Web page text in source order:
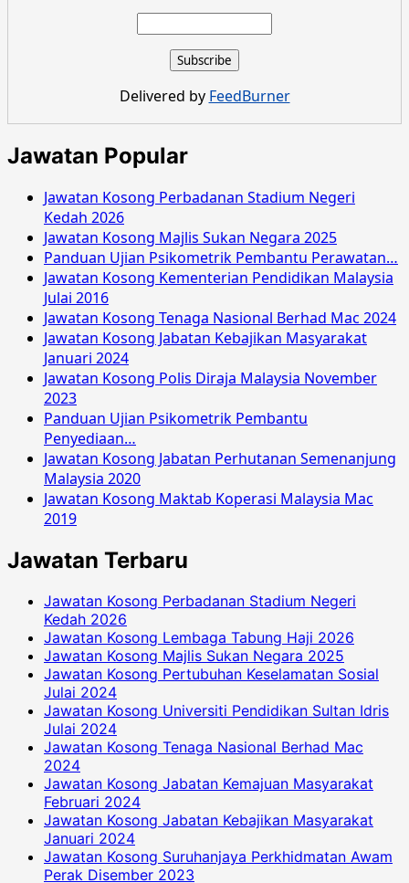
Negeri
Kelantan
Mac
2018
Delivered by FeedBurner
Jawatan Popular
Jawatan Kosong Perbadanan Stadium Negeri
Kedah 2026
Jawatan Kosong Majlis Sukan Negara 2025
Panduan Ujian Psikometrik Pembantu Perawatan…
Jawatan Kosong Kementerian Pendidikan Malaysia
Julai 2016
Jawatan Kosong Tenaga Nasional Berhad Mac 2024
Jawatan Kosong Jabatan Kebajikan Masyarakat
Januari 2024
Jawatan Kosong Polis Diraja Malaysia November
2023
Panduan Ujian Psikometrik Pembantu
Penyediaan…
Jawatan Kosong Jabatan Perhutanan Semenanjung
Malaysia 2020
Jawatan Kosong Maktab Koperasi Malaysia Mac
2019
Jawatan Terbaru
Jawatan Kosong Perbadanan Stadium Negeri
Kedah 2026
Jawatan Kosong Lembaga Tabung Haji 2026
Jawatan Kosong Majlis Sukan Negara 2025
Jawatan Kosong Pertubuhan Keselamatan Sosial
Julai 2024
Jawatan Kosong Universiti Pendidikan Sultan Idris
Julai 2024
Jawatan Kosong Tenaga Nasional Berhad Mac
2024
Jawatan Kosong Jabatan Kemajuan Masyarakat
Februari 2024
Jawatan Kosong Jabatan Kebajikan Masyarakat
Januari 2024
Jawatan Kosong Suruhanjaya Perkhidmatan Awam
Perak Disember 2023